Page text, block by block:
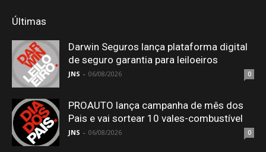
Últimas
Darwin Seguros lança plataforma digital
de seguro garantia para leiloeiros
JNS - 06/08/2026 0
PROAUTO lança campanha de mês dos
Pais e vai sortear 10 vales-combustível
JNS - 06/08/2026 0